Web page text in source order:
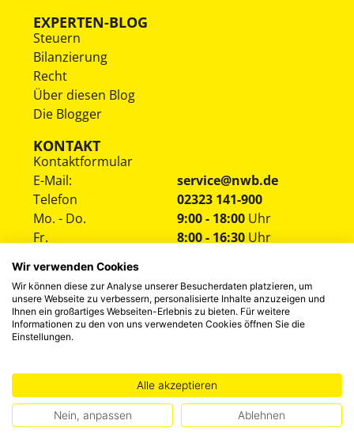
EXPERTEN-BLOG
Steuern
Bilanzierung
Recht
Über diesen Blog
Die Blogger
KONTAKT
Kontaktformular
E-Mail:
service@nwb.de
Telefon
02323 141-900
Mo. - Do.
Fr.
9:00 - 18:00 Uhr
8:00 - 16:30 Uhr
©2026 NWB Experten-Blog
HINWEISGEBERSYSTEMDATENSCHUTZIMPRESSUM
Wir verwenden Cookies
Wir können diese zur Analyse unserer Besucherdaten platzieren, um
unsere Webseite zu verbessern, personalisierte Inhalte anzuzeigen und
Ihnen ein großartiges Webseiten-Erlebnis zu bieten. Für weitere
Informationen zu den von uns verwendeten Cookies öffnen Sie die
Einstellungen.
Alle akzeptieren
Nein, anpassen Ablehnen